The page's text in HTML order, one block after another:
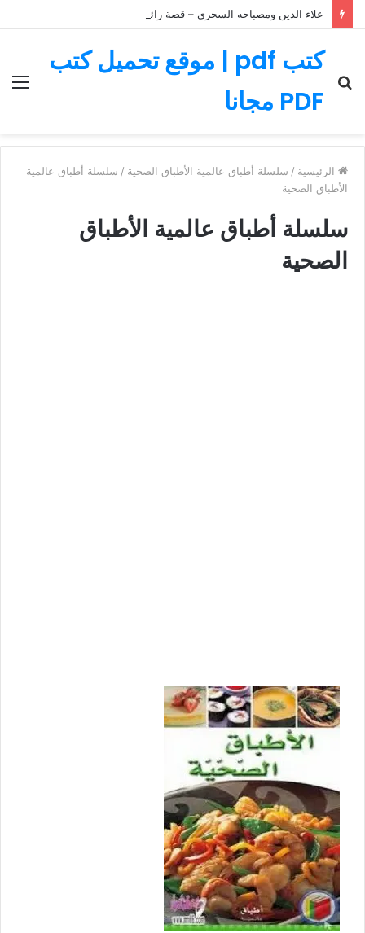
علاء الدين ومصباحه السحري – قصة رائعة مليئة بالمغامرات
كتب pdf | موقع تحميل كتب
PDF مجاناعن
الرئيسية / سلسلة أطباق عالمية الأطباق الصحية / سلسلة أطباق عالمية
الأطباق الصحية
سلسلة أطباق عالمية الأطباق
الصحية